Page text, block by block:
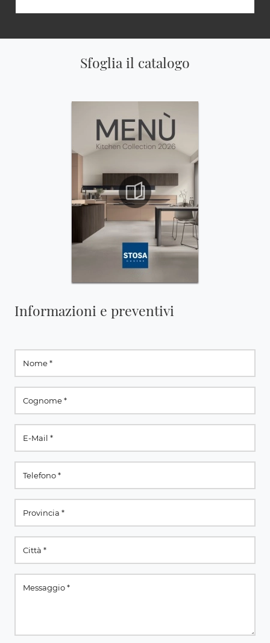
Sfoglia il catalogo
Informazioni e preventivi